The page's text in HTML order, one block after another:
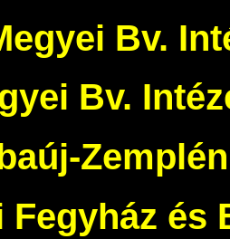
Bv.
Bv.
Fegyház és